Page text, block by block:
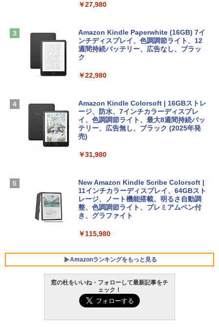
￥2,952
Apple 2026 MacBook Air M5チップ搭載
13インチノートブック：AIとApple Intell
igence、13.6インチLiquid Retinaディ
スプレイ、16GBユニファイドメモリ、51
レームカメラ、日本語キーボード、Touc
￥224,800
【Amazon.co.jp限定】 HP ノートパソコ
ン 15-fd 15.6インチ 16GBメモリ 512GB
FMV ノートパソコン WE1-K3 (MS 365 P
ersonal/Copilotキー搭載/Win 11/15.6型/
Core i5/16GB/SSD 512GB/ホワイト) FM
VWK3E15W_AZ
￥139,880
ows11、10/mac対応|PC2台
￥39,582
Robloxギフトカード - 2,000 Robux 【限
ラインコード版
￥3,200
ト): Java & Bedrock Edition | オンライ
￥3,600
bデザイン入門講座［第2版］
ClaudeCode いちばんやさしい 教科書:
方 マニュアル AI副業にもコンテンツ作成
￥99
FM TOWNS ハイパー・カタログ: 本体ハ
ェクトリストと最新エミュレータ紹介
￥27,980
Amazon Kindle Paperwhite (16GB) 7イ
ンチディスプレイ、色調調節ライト、12
週間持続バッテリー、広告なし、ブラッ
ク
￥22,980
Amazon Kindle Colorsoft | 16GBストレ
ージ、防水、7インチカラーディスプレ
イ、色調調節ライト、最大8週間持続バッ
テリー、広告無し、ブラック (2025年発
売)
￥31,980
New Amazon Kindle Scribe Colorsoft |
11インチカラーディスプレイ、64GBスト
レージ、ノート機能搭載、明るさ自動調
整、色調調節ライト、プレミアムペン付
き、グラファイト
￥115,980
Amazonランキングをもっと見る
窓の杜をいいね・フォローして最新記事をチ
ェック！